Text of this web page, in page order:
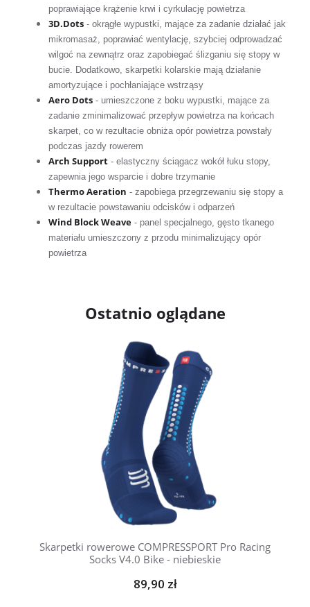
poprawiające krążenie krwi i cyrkulację powietrza
3D.Dots - okrągłe wypustki, mające za zadanie działać jak
mikromasaż, poprawiać wentylację, szybciej odprowadzać
wilgoć na zewnątrz oraz zapobiegać ślizganiu się stopy w
bucie. Dodatkowo, skarpetki kolarskie mają działanie
amortyzujące i pochłaniające wstrząsy
Aero Dots - umieszczone z boku wypustki, mające za
zadanie zminimalizować przepływ powietrza na końcach
skarpet, co w rezultacie obniża opór powietrza powstały
podczas jazdy rowerem
Arch Support - elastyczny ściągacz wokół łuku stopy,
zapewnia jego wsparcie i dobre trzymanie
Thermo Aeration - zapobiega przegrzewaniu się stopy a
w rezultacie powstawaniu odcisków i odparzeń
Wind Block Weave - panel specjalnego, gęsto tkanego
materiału umieszczony z przodu minimalizujący opór
powietrza
Ostatnio oglądane
Skarpetki rowerowe COMPRESSPORT Pro Racing
Socks V4.0 Bike - niebieskie
89,90 zł